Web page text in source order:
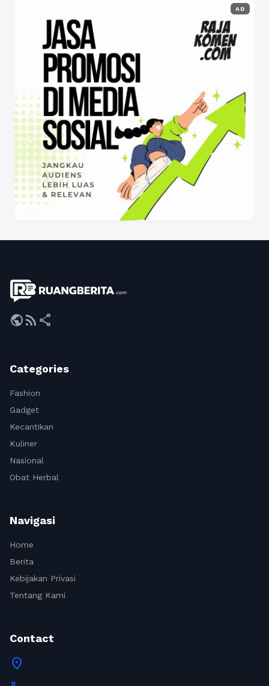
AD
publicrss_feed share
Categories
Fashion
Gadget
Kecantikan
Kuliner
Nasional
Obat Herbal
Navigasi
Home
Berita
Kebijakan Privasi
Tentang Kami
Contact
location_on